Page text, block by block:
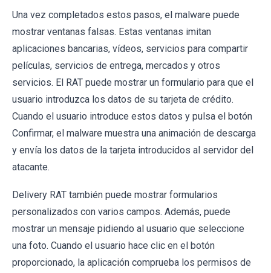
Una vez completados estos pasos, el malware puede
mostrar ventanas falsas. Estas ventanas imitan
aplicaciones bancarias, vídeos, servicios para compartir
películas, servicios de entrega, mercados y otros
servicios. El RAT puede mostrar un formulario para que el
usuario introduzca los datos de su tarjeta de crédito.
Cuando el usuario introduce estos datos y pulsa el botón
Confirmar, el malware muestra una animación de descarga
y envía los datos de la tarjeta introducidos al servidor del
atacante.
Delivery RAT también puede mostrar formularios
personalizados con varios campos. Además, puede
mostrar un mensaje pidiendo al usuario que seleccione
una foto. Cuando el usuario hace clic en el botón
proporcionado, la aplicación comprueba los permisos de